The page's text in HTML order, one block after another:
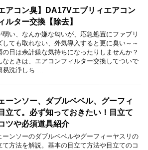
エアコン臭】DA17Vエブリィエアコン
ルター交換【除去】
弱い、なんか嫌な匂いが、応急処置にファブリ
しても取れない、外気導入すると更に臭い～～
の日は余計嫌な気持ちになったりしませんか？
なときは、エアコンフィルター交換してついで
易洗浄しち …
ーンソー、ダブルベベル、グーフィ
立て。必ず知っておきたい！目立て
ツや必須道具紹介
ーンソーのダブルベベルやグーフィーヤスリの
て方法を解説。基本の目立て方法や目立てのコ